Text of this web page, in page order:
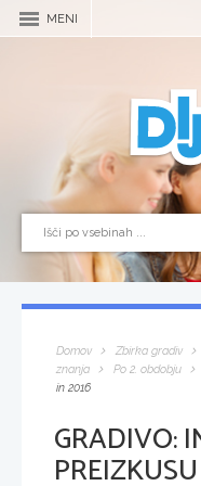
MENI
Domov Zbirka gradiv
znanja
Po 2. obdobju
in 2016
GRADIVO: